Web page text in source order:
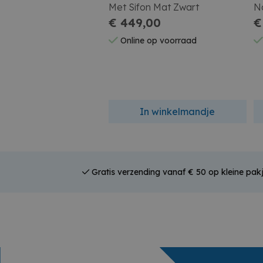
Met Sifon Mat Zwart
€ 449,00
Online op voorraad
In winkelmandje
Gratis verzending vanaf € 50 op kleine